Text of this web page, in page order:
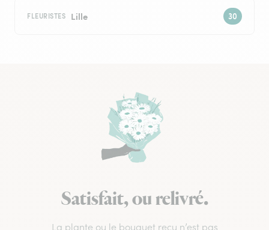
FLEURISTES Lille
Satisfait, ou relivré.
La plante ou le bouquet reçu n’est pas